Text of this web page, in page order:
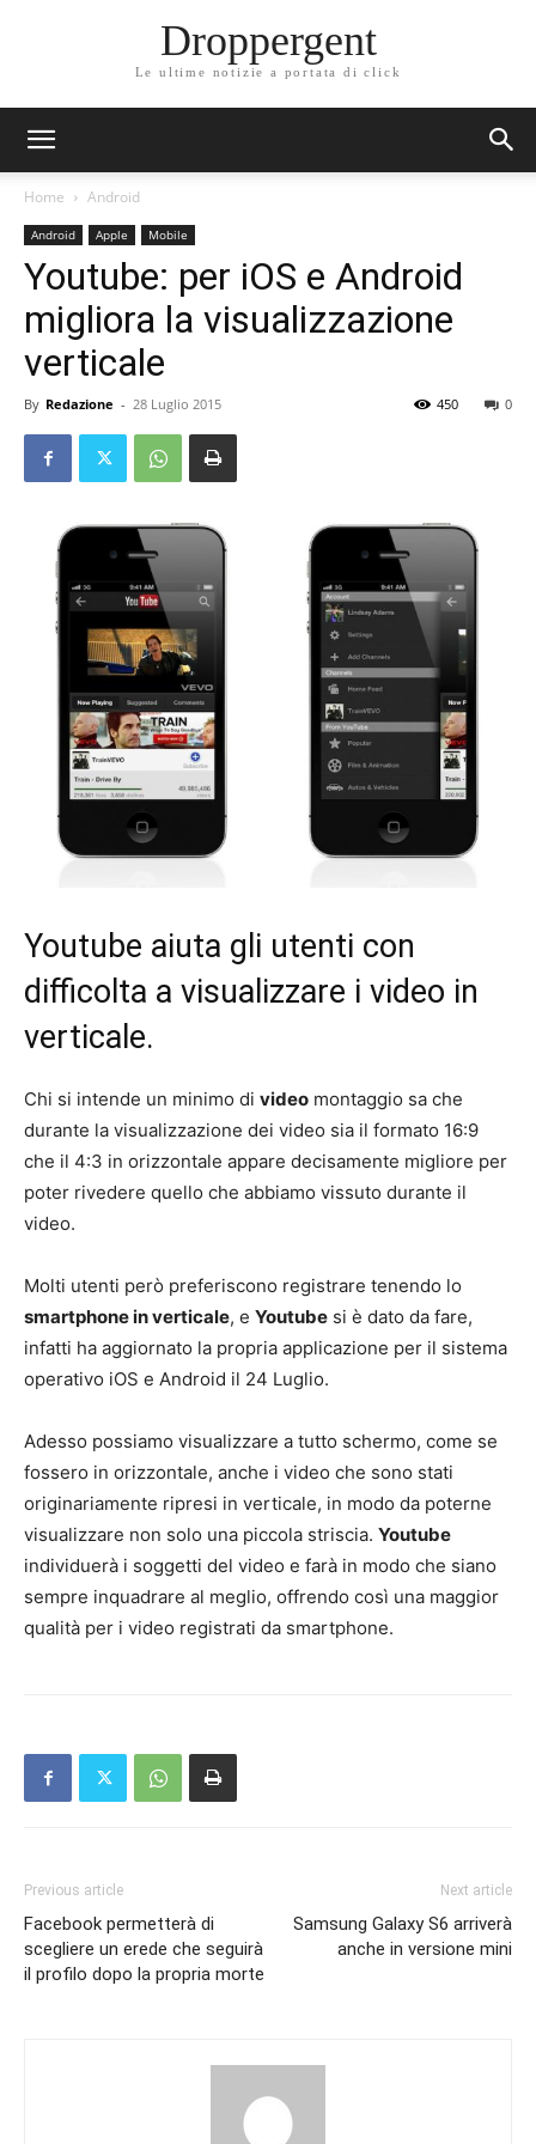
Droppergent
Le ultime notizie a portata di click
Home Android
Android Apple Mobile
Youtube: per iOS e Android
migliora la visualizzazione
verticale
By Redazione - 28 Luglio 2015 0
450
Youtube aiuta gli utenti con
difficolta a visualizzare i video in
verticale.
Chi si intende un minimo di video montaggio sa che
durante la visualizzazione dei video sia il formato 16:9
che il 4:3 in orizzontale appare decisamente migliore per
poter rivedere quello che abbiamo vissuto durante il
video.
Molti utenti però preferiscono registrare tenendo lo
smartphone in verticale, e Youtube si è dato da fare,
infatti ha aggiornato la propria applicazione per il sistema
operativo iOS e Android il 24 Luglio.
Adesso possiamo visualizzare a tutto schermo, come se
fossero in orizzontale, anche i video che sono stati
originariamente ripresi in verticale, in modo da poterne
visualizzare non solo una piccola striscia. Youtube
individuerà i soggetti del video e farà in modo che siano
sempre inquadrare al meglio, offrendo così una maggior
qualità per i video registrati da smartphone.
Previous article
Facebook permetterà di
scegliere un erede che seguirà
il profilo dopo la propria morte
Next article
Samsung Galaxy S6 arriverà
anche in versione mini